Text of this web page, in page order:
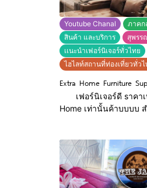
Youtube Chanal
ภาคก
สินค้า และบริการ
สุพรร
เเนะนำเฟอร์นิเจอร์ทั่วไทย
ไฮไลท์สถานที่ท่องเที่ยวทั่วไ
Extra Home Furniture
เฟอร์นิเจอร์ดี sาคาเบาๆ
Home เท่านั้นค้าบบบบ สำหรับใครที่กำลัง
ปวดหลัง หรืออยากได้เฟอ
ตกเเต่งห้องใหม่หรือบ้านใหม่ เราขอเ
นี่เลยครับ Extra Home
สุพรรณบุรี มีเฟอร์นิเจอร์ใ